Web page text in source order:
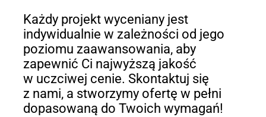
Każdy projekt wyceniany jest
indywidualnie w zależności od jego
poziomu zaawansowania, aby
zapewnić Ci najwyższą jakość
w uczciwej cenie. Skontaktuj się
z nami, a stworzymy ofertę w pełni
dopasowaną do Twoich wymagań!